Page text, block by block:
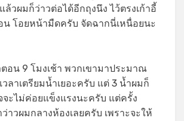
ล้วผมก็ว่าวต่อได้อีกถุงนึง ไว้ตรงเก้าอี้
โอยหน้ามืดครับ จัดฉากนี่เหนื่อยนะ
อน 9 โมงเช้า พวกเขามาประมาณ
ลาเตรียมน้ำเยอะครับ แต่ 3 น้ำผมก็
จะไม่ค่อยแข็งแรงนะครับ แต่ครั้ง
าวผมกลางห้องเลยครับ เพราะจะให้